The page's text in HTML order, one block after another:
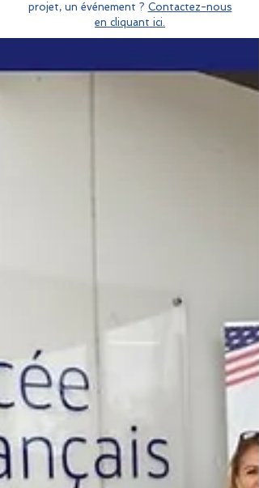
projet, un événement ? Contactez-nous
en cliquant ici.